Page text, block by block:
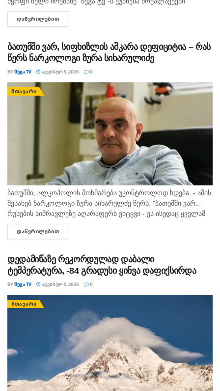
შუაღამის შემდეგ ელოდებიან რეისს, თუმცა მათი ფრენა უკვე
ორჯერ გადაიდო. მისივე თქმით...
ᲓᲐᲬᲕᲠᲘᲚᲔᲑᲘᲗ
ბათუმში ვარ, სიფხიზლის აშკარა დეფიციტია – რას
წერს ნარკოლოგი ზურა სიხარულიძე
BYᲛᲔᲒᲐ TV ᲐᲒᲕᲘᲡᲢᲝ 5, 2026 0
ᲛᲗᲐᲕᲐᲠᲘ
ბათუმში, ალკოჰოლის მოხმარება უკონტროლოდ ხდება, - ამის
შესახებ ნარკოლოგი ზურა სიხარულძე წერს. "ბათუმში ვარ…
რუსების სიმრავლეზე აღარაფერს ვიტყვი - ეს ისედაც ყველამ
იცის. მინდა სხვა, უფრო მნიშვნელოვანი საკითხი
გამოვყო.პირველი, რაც თვალში...
ᲓᲐᲬᲕᲠᲘᲚᲔᲑᲘᲗ
დედამიწაზე რეკორდულად დაბალი
ტემპერატურა, -84 გრადუსი ყინვა დაფიქსირდა
BYᲛᲔᲒᲐ TV ᲐᲒᲕᲘᲡᲢᲝ 5, 2026 0
ᲛᲗᲐᲕᲐᲠᲘ